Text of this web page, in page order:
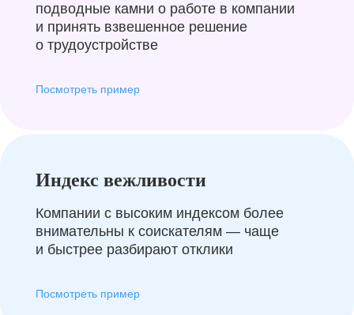
подводные камни о работе в компании
и принять взвешенное решение
о трудоустройстве
Посмотреть пример
Индекс вежливости
Компании с высоким индексом более
внимательны к соискателям — чаще
и быстрее разбирают отклики
Посмотреть пример